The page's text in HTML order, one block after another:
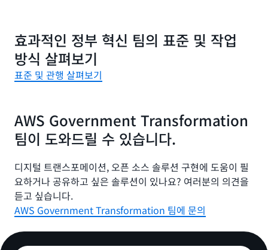
캐나다
캐나다 정부의 템플릿, 패턴 및 디자인 원칙.
웹 사이트
브라질
효과적인 정부 혁신 팀의 표준 및 작업
방식 살펴보기
표준 및 관행 살펴보기
AWS Government Transformation
팀이 도와드릴 수 있습니다.
디지털 트랜스포메이션, 오픈 소스 솔루션 구현에 도움이 필
요하거나 공유하고 싶은 솔루션이 있나요? 여러분의 의견을
듣고 싶습니다.
AWS Government Transformation 팀에 문의